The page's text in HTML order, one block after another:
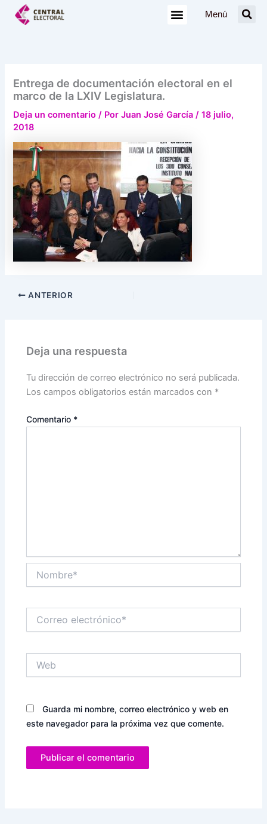
Menú
Entrega de documentación electoral en el
marco de la LXIV Legislatura.
Deja un comentario / PorJuan José García/18 julio,
2018
ANTERIOR
Deja una respuesta
Tu dirección de correo electrónico no será publicada.
Los campos obligatorios están marcados con *
Comentario *
electrónico*
Guarda mi nombre, correo electrónico y web en
este navegador para la próxima vez que comente.